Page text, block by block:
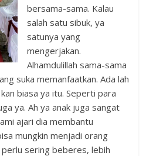
bersama-sama. Kalau
salah satu sibuk, ya
satunya yang
mengerjakan.
Alhamdulillah sama-sama
suka memanfaatkan. Ada lah
biasa ya itu. Seperti para
ya. Ah ya anak juga sangat
ajari dia membantu
mungkin menjadi orang
sering beberes, lebih